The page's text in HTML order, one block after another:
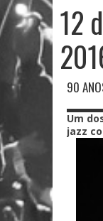
12
90
Um
jazz